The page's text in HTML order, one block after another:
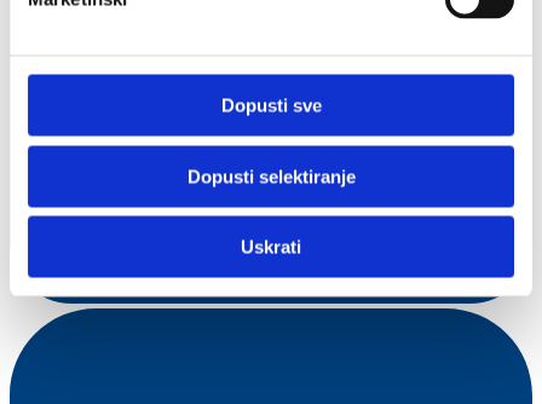
Dopusti sve
Dopusti selektiranje
Uskrati